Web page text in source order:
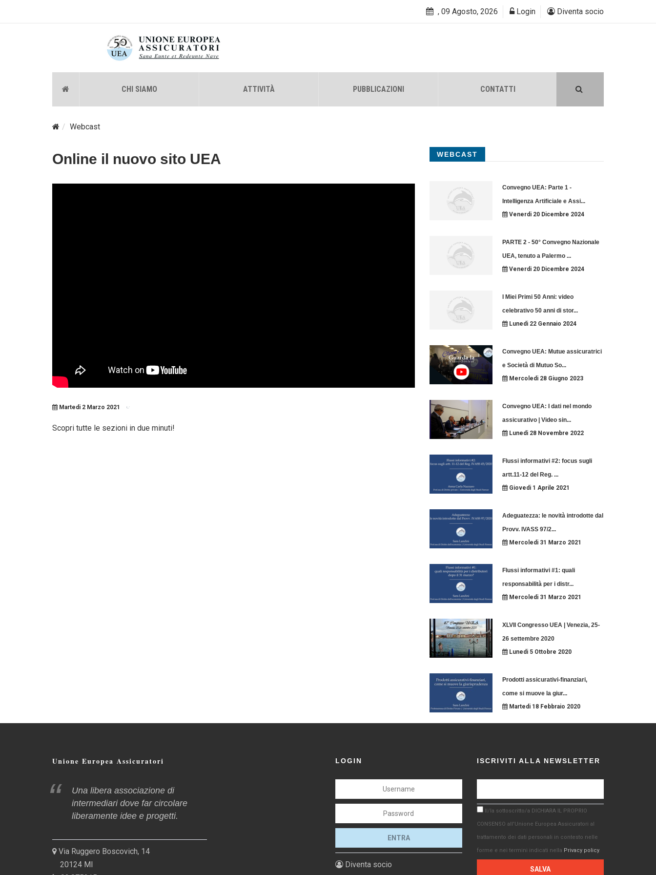
, 09 Agosto, 2026 Login Diventa socio
CHI SIAMO ATTIVITÀ PUBBLICAZIONI CONTATTI
Webcast
Online il nuovo sito UEA
Martedi 2 Marzo 2021
Scopri tutte le sezioni in due minuti!
WEBCAST
Convegno UEA: Parte 1 -
Intelligenza Artificiale e Assi...
Venerdi 20 Dicembre 2024
PARTE 2 - 50° Convegno Nazionale
UEA, tenuto a Palermo ...
Venerdi 20 Dicembre 2024
I Miei Primi 50 Anni: video
celebrativo 50 anni di stor...
Lunedi 22 Gennaio 2024
Convegno UEA: Mutue assicuratrici
e Società di Mutuo So...
Mercoledi 28 Giugno 2023
Convegno UEA: I dati nel mondo
assicurativo | Video sin...
Lunedi 28 Novembre 2022
Flussi informativi #2: focus sugli
artt.11-12 del Reg. ...
Giovedi 1 Aprile 2021
Adeguatezza: le novità introdotte dal
Provv. IVASS 97/2...
Mercoledi 31 Marzo 2021
Flussi informativi #1: quali
responsabilità per i distr...
Mercoledi 31 Marzo 2021
XLVII Congresso UEA | Venezia, 25-
26 settembre 2020
Lunedi 5 Ottobre 2020
Prodotti assicurativi-finanziari,
come si muove la giur...
Martedi 18 Febbraio 2020
Unione Europea Assicuratori
Una libera associazione di
intermediari dove far circolare
liberamente idee e progetti.
Via Ruggero Boscovich, 14
20124 MI
LOGIN
Diventa socio
ISCRIVITI ALLA NEWSLETTER
Il/la sottoscritto/a DICHIARA IL PROPRIO
CONSENSO all'Unione Europea Assicuratori al
trattamento dei dati personali in contesto nelle
forme e nei termini indicati nella Privacy policy.